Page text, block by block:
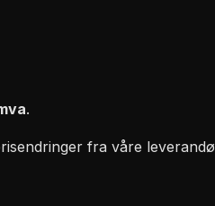
.
fra våre